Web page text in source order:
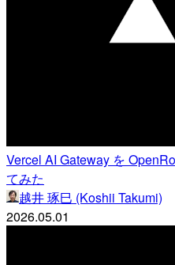
Vercel AI Gateway を
てみた
越井 琢巳 (Koshii Takumi)
2026.05.01